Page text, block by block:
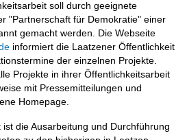
soll durch geeignete
"Partnerschaft für Demokratie" einer
gemacht werden. Die Webseite
informiert die Laatzener Öffentlichkeit
der einzelnen Projekte.
Projekte in ihrer Öffentlichkeitsarbeit
mit Pressemitteilungen und
Homepage.
die Ausarbeitung und Durchführung